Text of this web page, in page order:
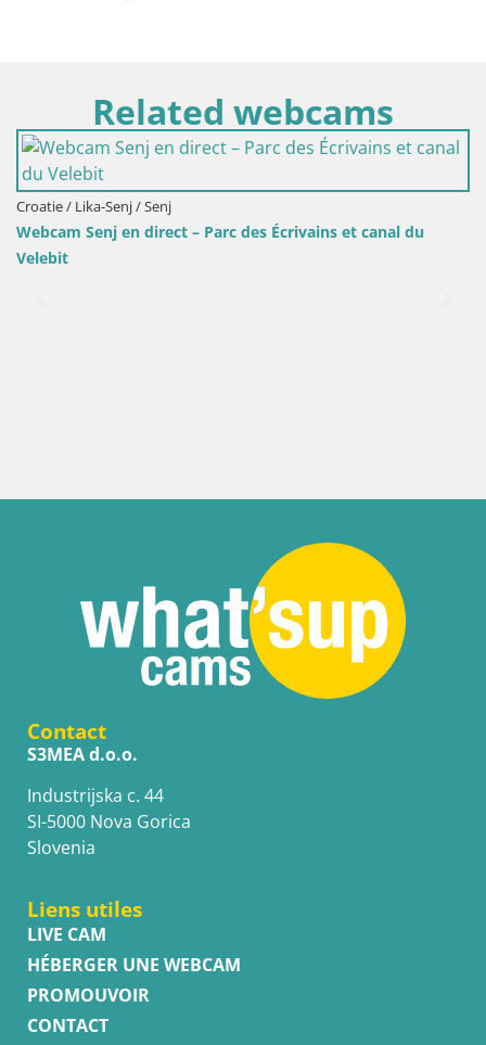
Related webcams
Croatie / Lika-Senj / Senj
Webcam Senj en direct – Parc des Écrivains et canal du
Velebit
Contact
S3MEA d.o.o.
Industrijska c. 44
SI-5000 Nova Gorica
Slovenia
Liens utiles
LIVE CAM
HÉBERGER UNE WEBCAM
PROMOUVOIR
CONTACT